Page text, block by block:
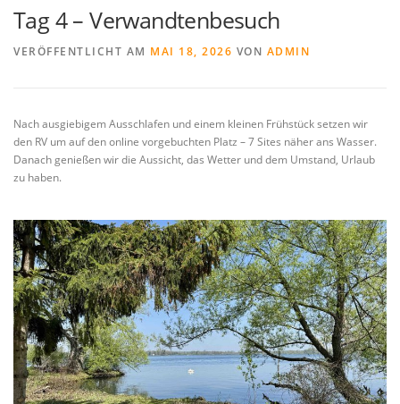
Reiseblogs Tutorials
Tag 4 – Verwandtenbesuch
VERÖFFENTLICHT AM MAI 18, 2026 VON ADMIN
Nach ausgiebigem Ausschlafen und einem kleinen Frühstück setzen wir
den RV um auf den online vorgebuchten Platz – 7 Sites näher ans Wasser.
Danach genießen wir die Aussicht, das Wetter und dem Umstand, Urlaub
zu haben.